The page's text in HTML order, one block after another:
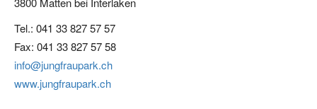
Tel.: 041 33 827 57 57
Fax: 041 33 827 57 58
info@jungfraupark.ch
www.jungfraupark.ch